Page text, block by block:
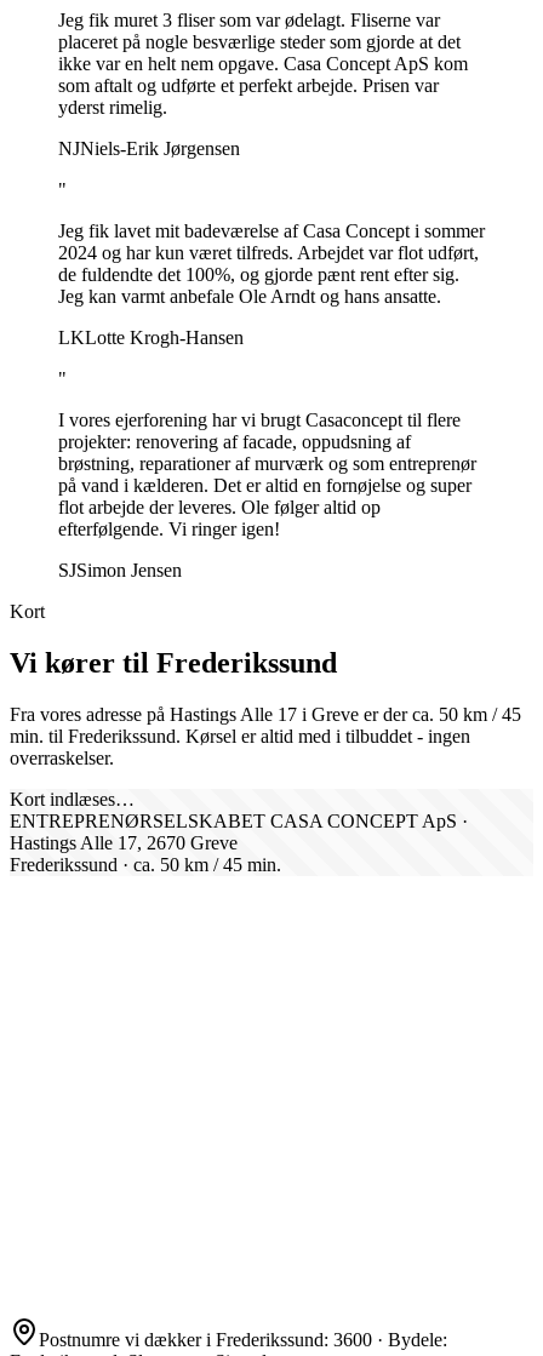
Jeg fik muret 3 fliser som var ødelagt. Fliserne var
placeret på nogle besværlige steder som gjorde at det
ikke var en helt nem opgave. Casa Concept ApS kom
som aftalt og udførte et perfekt arbejde. Prisen var
yderst rimelig.
NJNiels-Erik Jørgensen
"
Jeg fik lavet mit badeværelse af Casa Concept i sommer
2024 og har kun været tilfreds. Arbejdet var flot udført,
de fuldendte det 100%, og gjorde pænt rent efter sig.
Jeg kan varmt anbefale Ole Arndt og hans ansatte.
LKLotte Krogh-Hansen
"
I vores ejerforening har vi brugt Casaconcept til flere
projekter: renovering af facade, oppudsning af
brøstning, reparationer af murværk og som entreprenør
på vand i kælderen. Det er altid en fornøjelse og super
flot arbejde der leveres. Ole følger altid op
efterfølgende. Vi ringer igen!
SJSimon Jensen
Kort
Vi kører til Frederikssund
Fra vores adresse på Hastings Alle 17 i Greve er der ca. 50 km /45
min. til Frederikssund. Kørsel er altid med i tilbuddet - ingen
overraskelser.
Kort indlæses…
ENTREPRENØRSELSKABET CASA CONCEPT ApS ·
Hastings Alle 17, 2670 Greve
Frederikssund · ca. 50 km /45 min.
Postnumre vi dækker i Frederikssund: 3600 · Bydele: